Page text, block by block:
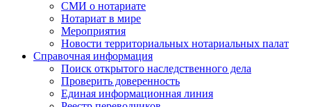
СМИ о нотариате
Нотариат в мире
Мероприятия
Новости территориальных нотариальных палат
Справочная информация
Поиск открытого наследственного дела
Проверить доверенность
Единая информационная линия